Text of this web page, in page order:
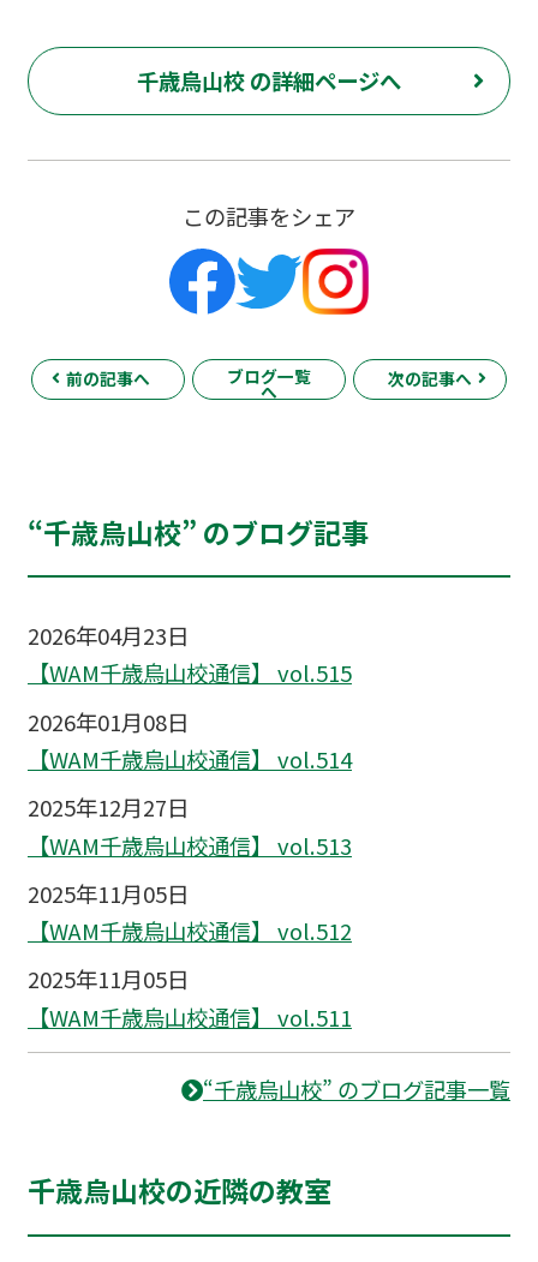
千歳烏山校 の詳細ページへ
この記事をシェア
前の記事へ ブログ一覧
へ
次の記事へ
“千歳烏山校” のブログ記事
2026年04月23日
【WAM千歳烏山校通信】 vol.515
2026年01月08日
【WAM千歳烏山校通信】 vol.514
2025年12月27日
【WAM千歳烏山校通信】 vol.513
2025年11月05日
【WAM千歳烏山校通信】 vol.512
2025年11月05日
【WAM千歳烏山校通信】 vol.511
“千歳烏山校” のブログ記事一覧
千歳烏山校の近隣の教室